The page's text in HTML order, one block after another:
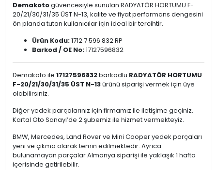
Demakotogüvencesiyle sunulan RADYATÖR HORTUMU F-
20/21/30/31/35 ÜST N-13, kalite ve fiyat performans dengesini
ön planda tutan kullanıcılar için ideal bir tercihtir.
Ürün Kodu:1712 7 596 832 RP
Barkod / OE No:17127596832
Demakoto ile 17127596832barkodlu RADYATÖR HORTUMU
F-20/21/30/31/35 ÜST N-13ürünü siparişi vermek için üye
olabilirsiniz.
Diğer yedek parçalarınız için firmamız ile iletişime geçiniz.
Kartal Oto Sanayi’de 2 şubemiz ile hizmet vermekteyiz.
BMW, Mercedes, Land Rover ve Mini Cooper yedek parçaları
yeni ve çıkma olarak temin edilmektedir. Ayrıca
bulunamayan parçalar Almanya siparişi ile yaklaşık 1 hafta
içerisinde getirilebilir.